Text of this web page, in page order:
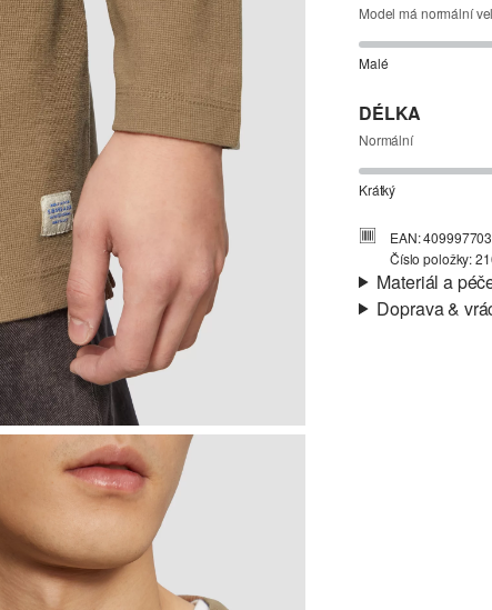
Model má normální
Malé
DÉLKA
Normální
Krátký
EAN:
Číslo položky:
Materiál a
Doprava &